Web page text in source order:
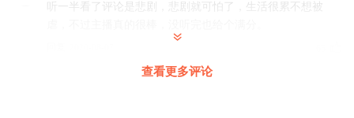
听一半看了评论是悲剧，悲剧就可怕了，生活很累不想被
查看更多评论